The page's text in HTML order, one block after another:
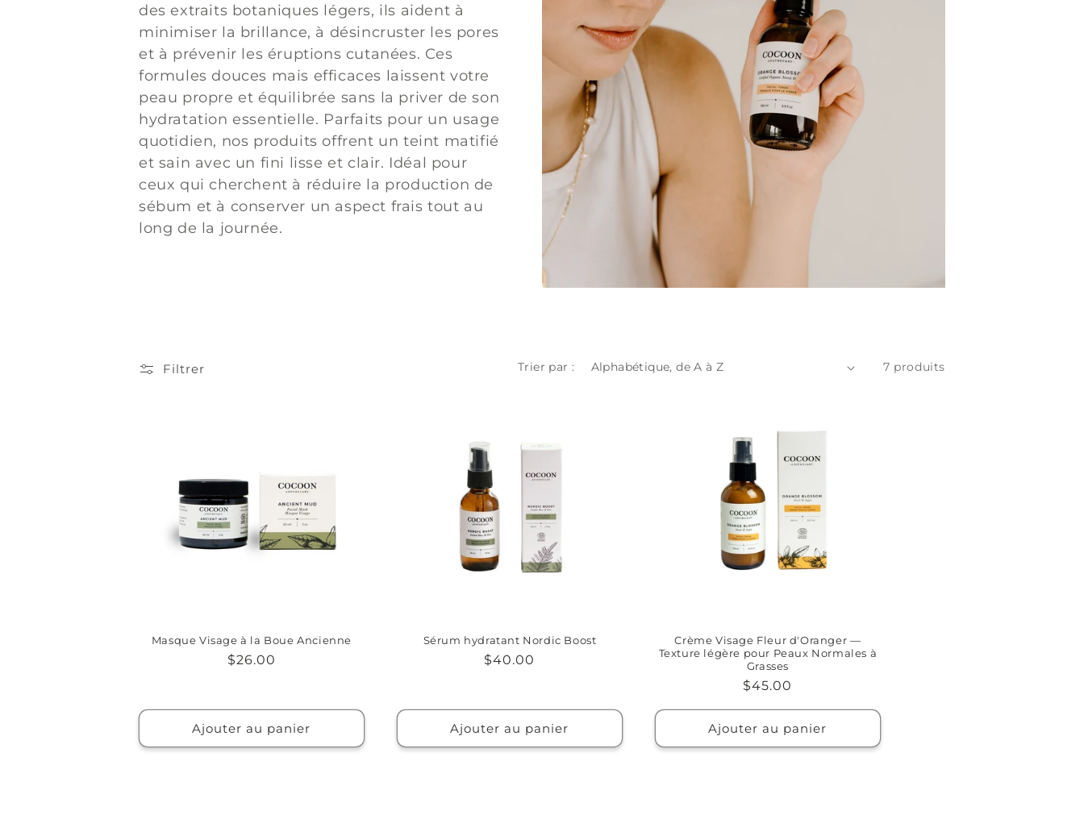
e
c
t
i
o
n
des extraits botaniques légers, ils aident à
minimiser la brillance, à désincruster les pores
et à prévenir les éruptions cutanées. Ces
formules douces mais efficaces laissent votre
peau propre et équilibrée sans la priver de son
hydratation essentielle. Parfaits pour un usage
quotidien, nos produits offrent un teint matifié
et sain avec un fini lisse et clair. Idéal pour
ceux qui cherchent à réduire la production de
sébum et à conserver un aspect frais tout au
long de la journée.
Filtrer Trier par : 7 produits
Masque Visage à la Boue Ancienne
Prix
$26.00
Ajouter au panier
Sérum hydratant Nordic Boost
Prix
$40.00
Ajouter au panier
Crème Visage Fleur d'Oranger —
Texture légère pour Peaux Normales à
Grasses
Prix
habituel
$45.00
Ajouter au panier